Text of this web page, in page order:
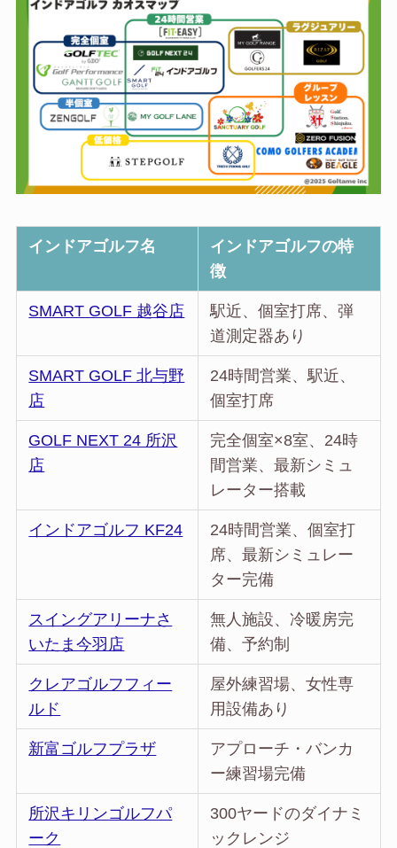
インドアゴルフ名
インドアゴルフの特
徴
SMART GOLF 越谷店
駅近、個室打席、弾
道測定器あり
SMART GOLF 北与野
店
24時間営業、駅近、
個室打席
GOLF NEXT 24 所沢
店
完全個室×8室、24時
間営業、最新シミュ
レーター搭載
インドアゴルフ KF24
24時間営業、個室打
席、最新シミュレー
ター完備
スイングアリーナさ
いたま今羽店
無人施設、冷暖房完
備、予約制
クレアゴルフフィー
ルド
屋外練習場、女性専
用設備あり
新富ゴルフプラザ
アプローチ・バンカ
ー練習場完備
所沢キリンゴルフパ
ーク
300ヤードのダイナミ
ックレンジ